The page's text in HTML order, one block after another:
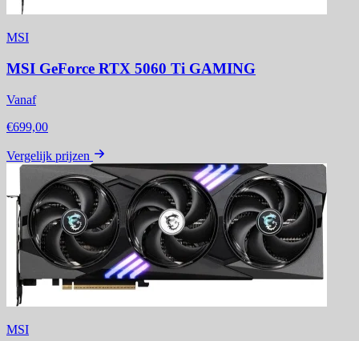
MSI
MSI GeForce RTX 5060 Ti GAMING
Vanaf
€699,00
Vergelijk prijzen
MSI